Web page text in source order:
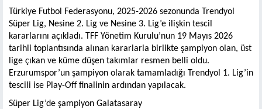
Türkiye Futbol Federasyonu, 2025-2026 sezonunda Trendyol
Süper Lig, Nesine 2. Lig ve Nesine 3. Lig’e ilişkin tescil
kararlarını açıkladı. TFF Yönetim Kurulu’nun 19 Mayıs 2026
tarihli toplantısında alınan kararlarla birlikte şampiyon olan, üst
lige çıkan ve küme düşen takımlar resmen belli oldu.
Erzurumspor’un şampiyon olarak tamamladığı Trendyol 1. Lig’in
tescili ise Play-Off finalinin ardından yapılacak.
Süper Lig’de şampiyon Galatasaray